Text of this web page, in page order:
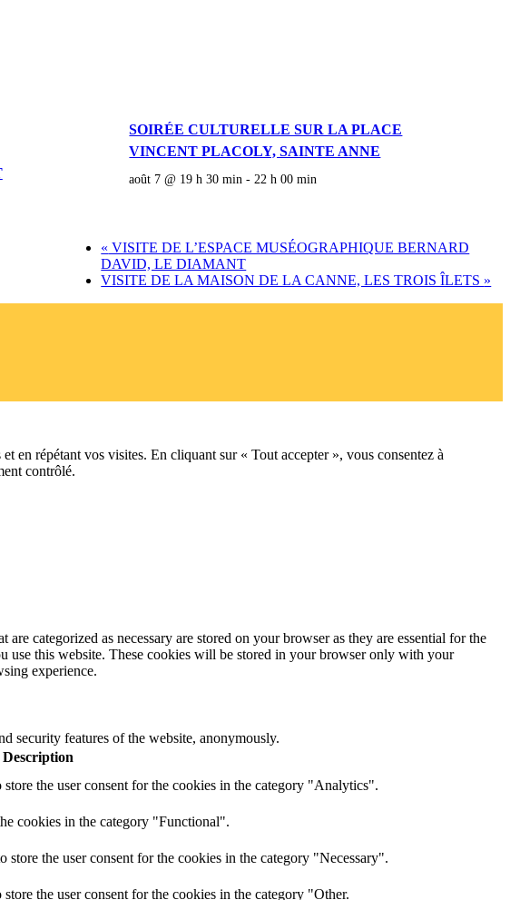
SOIRÉE CULTURELLE SUR LA PLACE
VINCENT PLACOLY, SAINTE ANNE
août 7 @ 19 h 30 min -22 h 00 min
« VISITE DE L’ESPACE MUSÉOGRAPHIQUE BERNARD
DAVID, LE DIAMANT
VISITE DE LA MAISON DE LA CANNE, LES TROIS ÎLETS »
en répétant vos visites. En cliquant sur « Tout accepter », vous consentez à
contrôlé.
categorized as necessary are stored on your browser as they are essential for the
use this website. These cookies will be stored in your browser only with your
experience.
security features of the website, anonymously.
Description
the user consent for the cookies in the category "Analytics".
cookies in the category "Functional".
the user consent for the cookies in the category "Necessary".
the user consent for the cookies in the category "Other.